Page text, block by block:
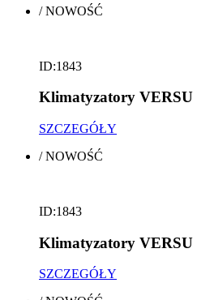
/NOWOŚĆ
ID:1843
Klimatyzatory VERSU
SZCZEGÓŁY
/NOWOŚĆ
ID:1843
Klimatyzatory VERSU
SZCZEGÓŁY